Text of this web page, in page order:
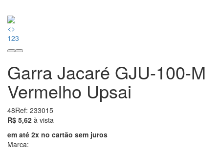
<>
123
Garra Jacaré GJU-100-M
Vermelho Upsai
48Ref: 233015
5.62
R$ 5,62 à vista
em até 2x no cartão sem juros
Marca: